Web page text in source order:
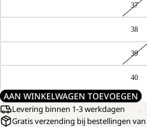
37
38
39
40
AAN WINKELWAGEN TOEVOEGEN
Levering binnen 1-3 werkdagen
Gratis verzending bij bestellingen